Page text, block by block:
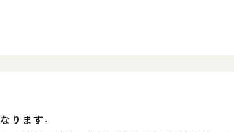
ります。